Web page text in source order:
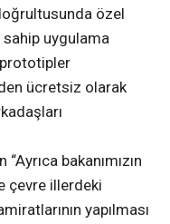
özel
uygulama
ücretsiz olarak
bakanımızın
çevre illerdeki
yapılması